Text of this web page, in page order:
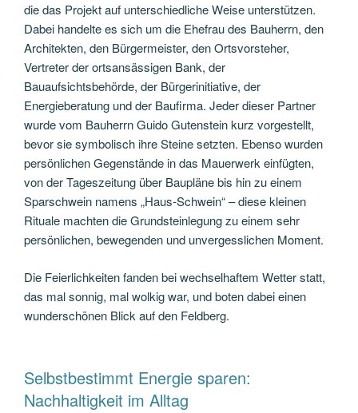
die das Projekt auf unterschiedliche Weise unterstützen.
Dabei handelte es sich um die Ehefrau des Bauherrn, den
Architekten, den Bürgermeister, den Ortsvorsteher,
Vertreter der ortsansässigen Bank, der
Bauaufsichtsbehörde, der Bürgerinitiative, der
Energieberatung und der Baufirma. Jeder dieser Partner
wurde vom Bauherrn Guido Gutenstein kurz vorgestellt,
bevor sie symbolisch ihre Steine setzten. Ebenso wurden
persönlichen Gegenstände in das Mauerwerk einfügten,
von der Tageszeitung über Baupläne bis hin zu einem
Sparschwein namens „Haus-Schwein“ – diese kleinen
Rituale machten die Grundsteinlegung zu einem sehr
persönlichen, bewegenden und unvergesslichen Moment.
Die Feierlichkeiten fanden bei wechselhaftem Wetter statt,
das mal sonnig, mal wolkig war, und boten dabei einen
wunderschönen Blick auf den Feldberg.
Selbstbestimmt Energie sparen:
Nachhaltigkeit im Alltag